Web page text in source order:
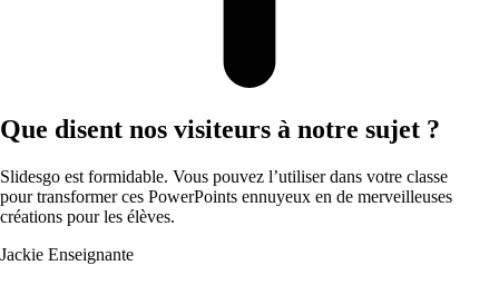
Que disent nos visiteurs à notre sujet ?
Slidesgo est formidable. Vous pouvez l’utiliser dans votre classe
pour transformer ces PowerPoints ennuyeux en de merveilleuses
créations pour les élèves.
Jackie Enseignante